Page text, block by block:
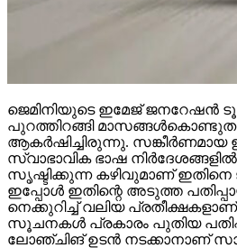
ജെമിനിയുടെ ഇമേജ് ജനറേഷന്‍
പുറത്തിറങ്ങി
ആകര്‍ഷിച്ചിരുന്നു. സങ്കീര്‍ണമായ
സ്വാഭാവിക ഭാഷ
സൃഷ്ടിക്കുന്ന കഴിവുമാണ് ഇതിനെ
ഇപ്പോള്‍ ഇതിന്റെ അടുത്ത
നെക്കുറിച്ച് വലിയ
സൂചനകള്‍ പ്രകാരം പുതിയ
ലോഞ്ചിങ് ഉടന്‍ നടക്കാനാണ്